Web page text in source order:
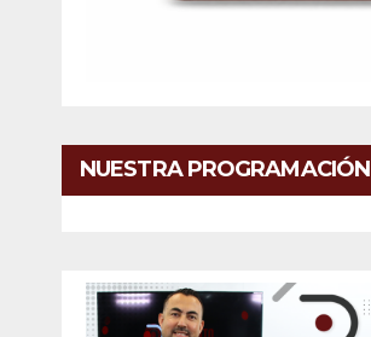
NUESTRA PROGRAMACIÓN